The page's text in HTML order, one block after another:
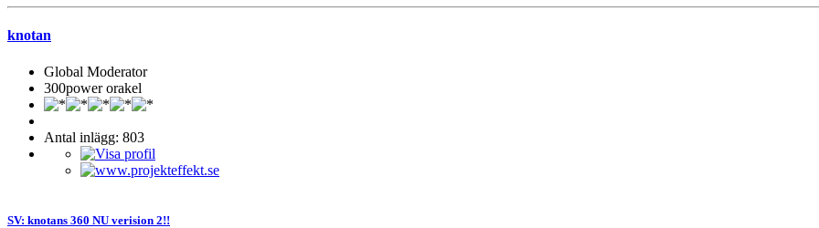
knotan
Global Moderator
300power orakel
Antal inlägg: 803
SV: knotans 360 NU verision 2!!